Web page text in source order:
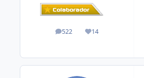
522
posts 14
Reputação